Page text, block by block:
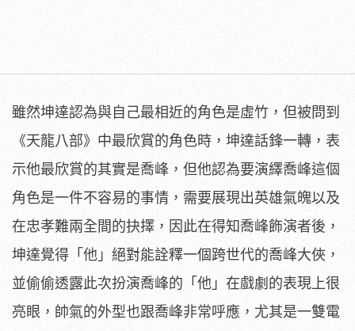
雖然坤達認為與自己最相近的角色是虛竹，但被問到
《天龍八部》中最欣賞的角色時，坤達話鋒一轉，表
示他最欣賞的其實是喬峰，但他認為要演繹喬峰這個
角色是一件不容易的事情，需要展現出英雄氣魄以及
在忠孝難兩全間的抉擇，因此在得知喬峰飾演者後，
坤達覺得「他」絕對能詮釋一個跨世代的喬峰大俠，
並偷偷透露此次扮演喬峰的「他」在戲劇的表現上很
亮眼，帥氣的外型也跟喬峰非常呼應，尤其是一雙電